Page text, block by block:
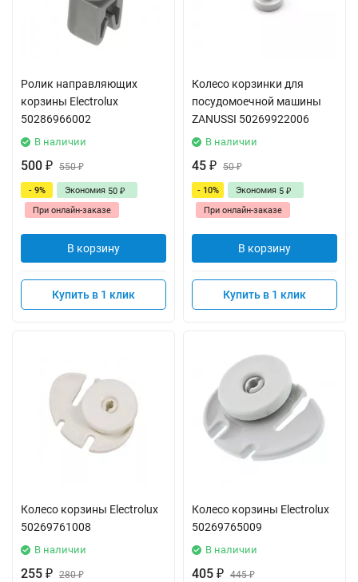
Ролик направляющих
корзины Electrolux
50286966002
В наличии
500 ₽ 550₽
- 9% Экономия 50 ₽
При онлайн-заказе
В корзину
Купить в 1 клик
Колесо корзинки для
посудомоечной машины
ZANUSSI 50269922006
В наличии
45 ₽ 50₽
- 10% Экономия 5 ₽
При онлайн-заказе
В корзину
Купить в 1 клик
Колесо корзины Electrolux
50269761008
В наличии
255 ₽ 280₽
Колесо корзины Electrolux
50269765009
В наличии
405 ₽ 445₽